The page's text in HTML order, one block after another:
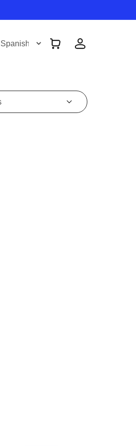
Carrito
Iniciar
sesión